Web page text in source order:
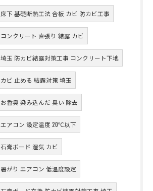
床下 基礎断熱工法 合板 カビ 防カビ工事
コンクリート 直張り 結露 カビ
埼玉 防カビ結露対策工事 コンクリート下地
カビ 止める 結露対策 埼玉
お香臭 染み込んだ 臭い 除去
エアコン 設定温度 20℃以下
石膏ボード 湿気 カビ
暑がり エアコン 低温度設定